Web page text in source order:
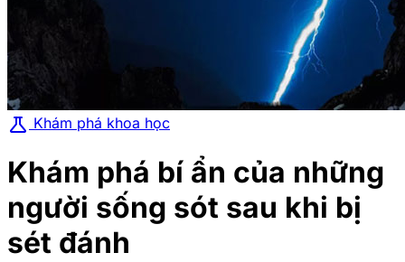
science Khám phá khoa học
Khám phá bí ẩn của những
người sống sót sau khi bị
sét đánh